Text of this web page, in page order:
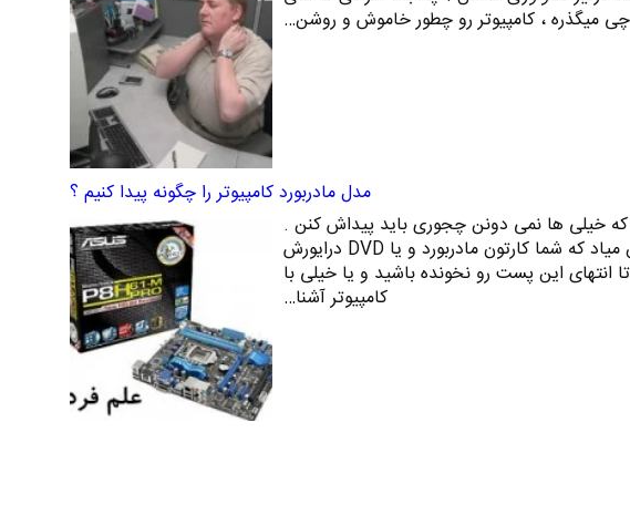
چی میگذره ، کامپیوتر رو چطور خاموش و روشن…
مدل مادربورد کامپیوتر را چگونه پیدا کنیم ؟
که خیلی ها نمی دونن چجوری باید پیداش کنن .
خب مسلما این مسئله زمانی پیش میاد که شما کارتون مادربورد و یا DVD درایورش
انتهای این پست رو نخونده باشید و یا خیلی با
کامپیوتر آشنا…